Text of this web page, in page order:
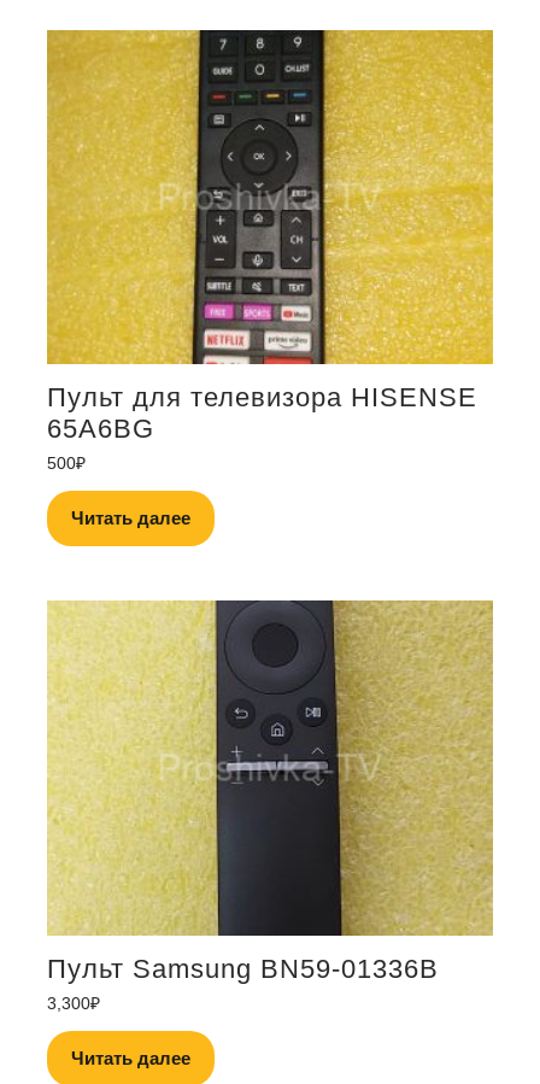
Пульт для телевизора HISENSE
65A6BG
500₽
Читать далее
Пульт Samsung BN59-01336B
3,300₽
Читать далее